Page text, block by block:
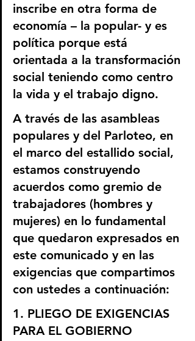
inscribe en otra forma de
economía – la popular- y es
política porque está
orientada a la transformación
social teniendo como centro
la vida y el trabajo digno.
A través de las asambleas
populares y del Parloteo, en
el marco del estallido social,
estamos construyendo
acuerdos como gremio de
trabajadores (hombres y
mujeres) en lo fundamental
que quedaron expresados en
este comunicado y en las
exigencias que compartimos
con ustedes a continuación:
1. PLIEGO DE EXIGENCIAS
PARA EL GOBIERNO